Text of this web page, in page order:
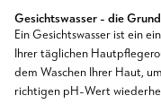
Gesichtswasser - die
Ein Gesichtswasser ist ein
Ihrer täglichen
dem Waschen Ihrer Haut,
richtigen pH-Wert